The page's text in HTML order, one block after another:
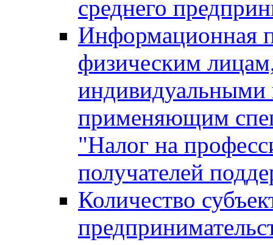
среднего
Информационная
физическим
индивидуальными
применяющим
"Налог на
получателей
Количество